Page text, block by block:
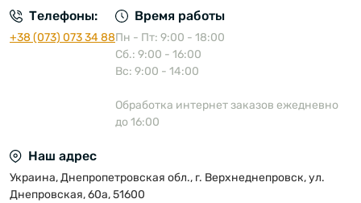
Телефоны:
+38 (073) 073 34 88
Время работы
Пн - Пт: 9:00 - 18:00
Сб.: 9:00 - 16:00
Вс: 9:00 - 14:00
Обработка интернет заказов ежедневно
до 16:00
Наш адрес
Украина, Днепропетровская обл., г. Верхнеднепровск, ул.
Днепровская, 60а, 51600